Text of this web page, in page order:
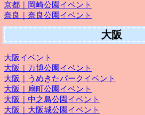
京都｜岡崎公園イベント
奈良｜奈良公園イベント
大阪
大阪イベント
大阪｜万博公園イベント
大阪｜うめきたパークイベント
大阪｜扇町公園イベント
大阪｜中之島公園イベント
大阪｜大阪城公園イベント